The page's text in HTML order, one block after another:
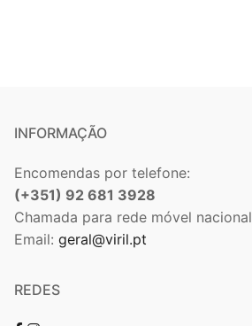
INFORMAÇÃO
Encomendas por telefone:
(+351) 92 681 3928
Chamada para rede móvel nacional
Email: geral@viril.pt
REDES